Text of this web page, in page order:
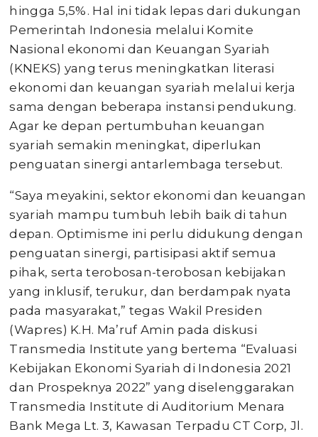
hingga 5,5%. Hal ini tidak lepas dari dukungan
Pemerintah Indonesia melalui Komite
Nasional ekonomi dan Keuangan Syariah
(KNEKS) yang terus meningkatkan literasi
ekonomi dan keuangan syariah melalui kerja
sama dengan beberapa instansi pendukung.
Agar ke depan pertumbuhan keuangan
syariah semakin meningkat, diperlukan
penguatan sinergi antarlembaga tersebut.
“Saya meyakini, sektor ekonomi dan keuangan
syariah mampu tumbuh lebih baik di tahun
depan. Optimisme ini perlu didukung dengan
penguatan sinergi, partisipasi aktif semua
pihak, serta terobosan-terobosan kebijakan
yang inklusif, terukur, dan berdampak nyata
pada masyarakat,” tegas Wakil Presiden
(Wapres) K.H. Ma’ruf Amin pada diskusi
Transmedia Institute yang bertema “Evaluasi
Kebijakan Ekonomi Syariah di Indonesia 2021
dan Prospeknya 2022” yang diselenggarakan
Transmedia Institute di Auditorium Menara
Bank Mega Lt. 3, Kawasan Terpadu CT Corp, Jl.